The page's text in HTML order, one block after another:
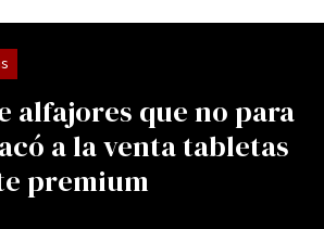
alfajores que no para
a la venta tabletas
premium